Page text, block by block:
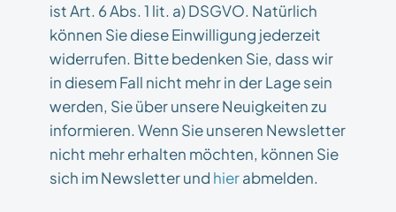
ist Art. 6 Abs. 1 lit. a) DSGVO. Natürlich
können Sie diese Einwilligung jederzeit
widerrufen. Bitte bedenken Sie, dass wir
in diesem Fall nicht mehr in der Lage sein
werden, Sie über unsere Neuigkeiten zu
informieren. Wenn Sie unseren Newsletter
nicht mehr erhalten möchten, können Sie
sich im Newsletter und hierabmelden.